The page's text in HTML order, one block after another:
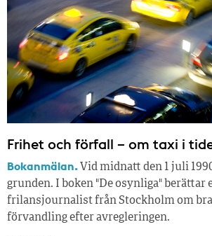
Frihet och förfall – om taxi i
Bokanmälan. Vid midnatt den 1 juli
grunden. I boken "De osynliga" berättar
frilansjournalist från Stockholm om
förvandling efter avregleringen.